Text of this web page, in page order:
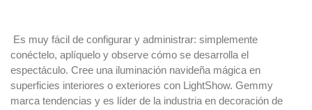
Es muy fácil de configurar y administrar: simplemente
conéctelo, aplíquelo y observe cómo se desarrolla el
espectáculo. Cree una iluminación navideña mágica en
superficies interiores o exteriores con LightShow. Gemmy
marca tendencias y es líder de la industria en decoración de